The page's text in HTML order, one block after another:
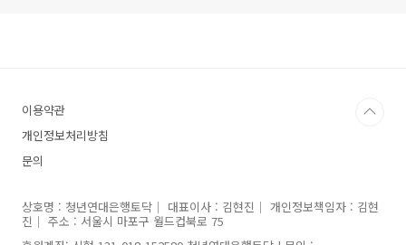
이용약관
개인정보처리방침
문의
상호명 : 청년연대은행토닥｜ 대표이사 : 김현진｜ 개인정보책임자 : 김현
진｜ 주소 : 서울시 마포구 월드컵북로 75